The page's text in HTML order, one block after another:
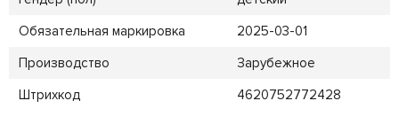
Обязательная маркировка
2025-03-01
Производство
Зарубежное
Штрихкод
4620752772428